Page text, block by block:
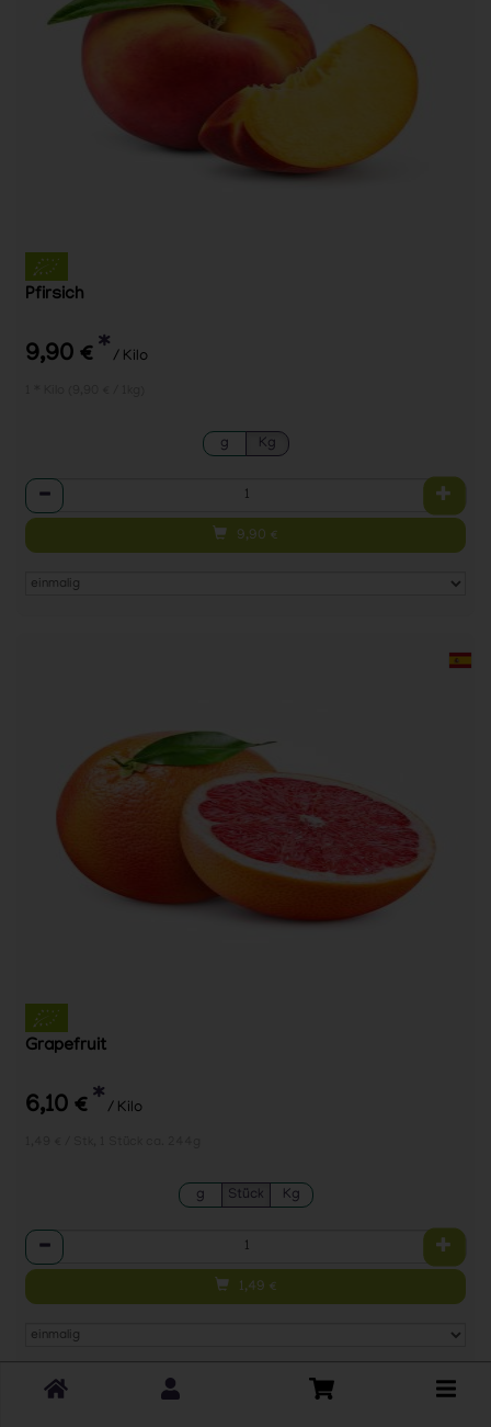
Pfirsich
9,90 € * / Kilo
g Kg
Anzahl
9,90 €
Grapefruit
6,10 € * / Kilo
g Stück Kg
Anzahl
1,49 €
Toggle